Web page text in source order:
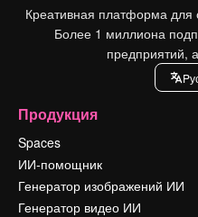
Креативная платформа для
Более 1 миллиона
предприятий,
Продукция
Spaces
ИИ-помощник
Генератор изображений ИИ
Генератор видео ИИ